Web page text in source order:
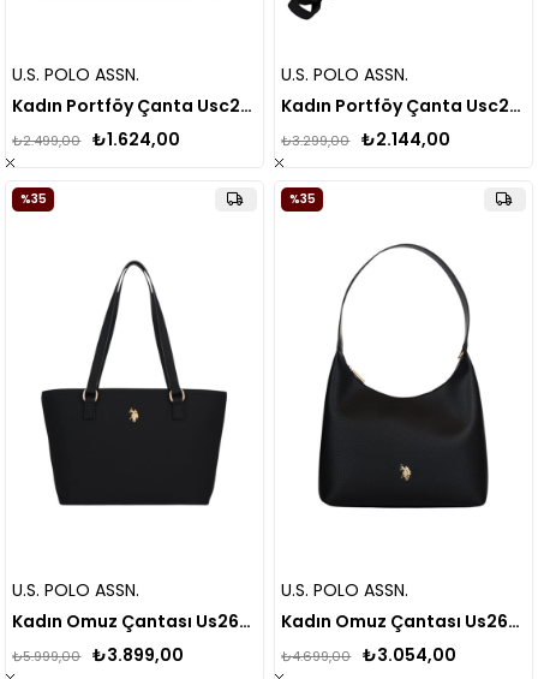
U.S. POLO ASSN.
Kadın Portföy Çanta Usc26353
₺1.624,00
₺2.499,00
U.S. POLO ASSN.
Kadın Portföy Çanta Usc26354
₺2.144,00
₺3.299,00
U.S. POLO ASSN.
Kadın Omuz Çantası Us26260
₺3.899,00
₺5.999,00
%35
U.S. POLO ASSN.
Kadın Omuz Çantası Us26147
₺3.054,00
₺4.699,00
%35